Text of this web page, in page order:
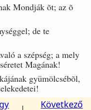
Mondják õt; az õ
de te
a szépség; a mely
Magának!
gyümölcsébõl,
Következő